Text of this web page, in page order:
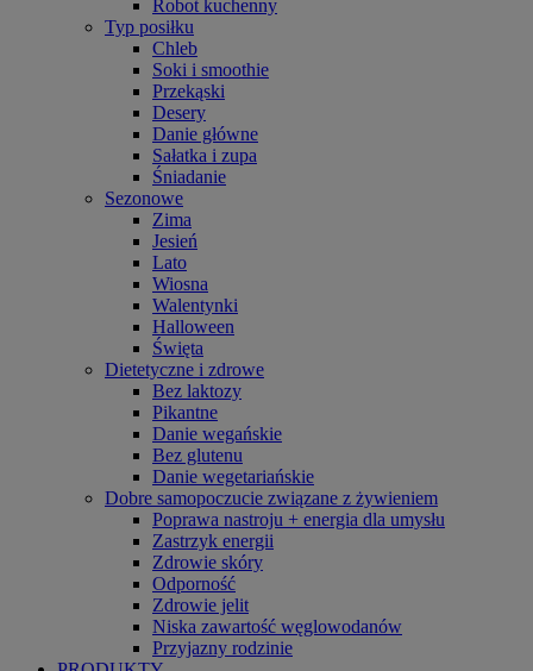
Robot kuchenny
Typ posiłku
Chleb
Soki i smoothie
Przekąski
Desery
Danie główne
Sałatka i zupa
Śniadanie
Sezonowe
Zima
Jesień
Lato
Wiosna
Walentynki
Halloween
Święta
Dietetyczne i zdrowe
Bez laktozy
Pikantne
Danie wegańskie
Bez glutenu
Danie wegetariańskie
Dobre samopoczucie związane z żywieniem
Poprawa nastroju + energia dla umysłu
Zastrzyk energii
Zdrowie skóry
Odporność
Zdrowie jelit
Niska zawartość węglowodanów
Przyjazny rodzinie